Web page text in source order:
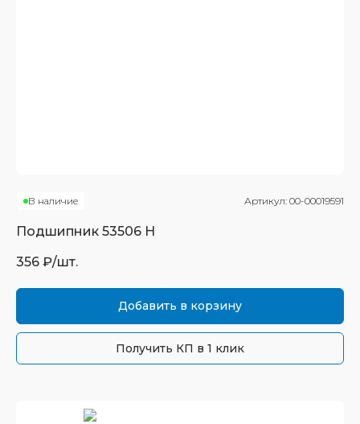
В наличие Артикул: 00-00019591
Подшипник 53506 Н
356 ₽/шт.
Добавить в корзину
Получить КП в 1 клик